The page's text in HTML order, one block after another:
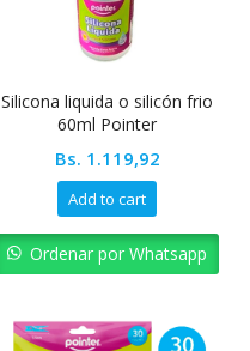
Silicona liquida o silicón frio
60ml Pointer
Bs. 1.119,92
Add to cart
Ordenar por Whatsapp